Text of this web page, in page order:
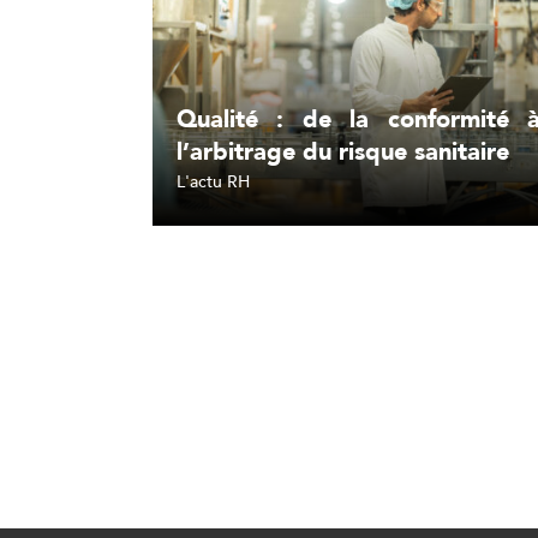
Lire l'article
L'actu RH
Qualité : de la conformité
l’arbitrage du risque sanitaire